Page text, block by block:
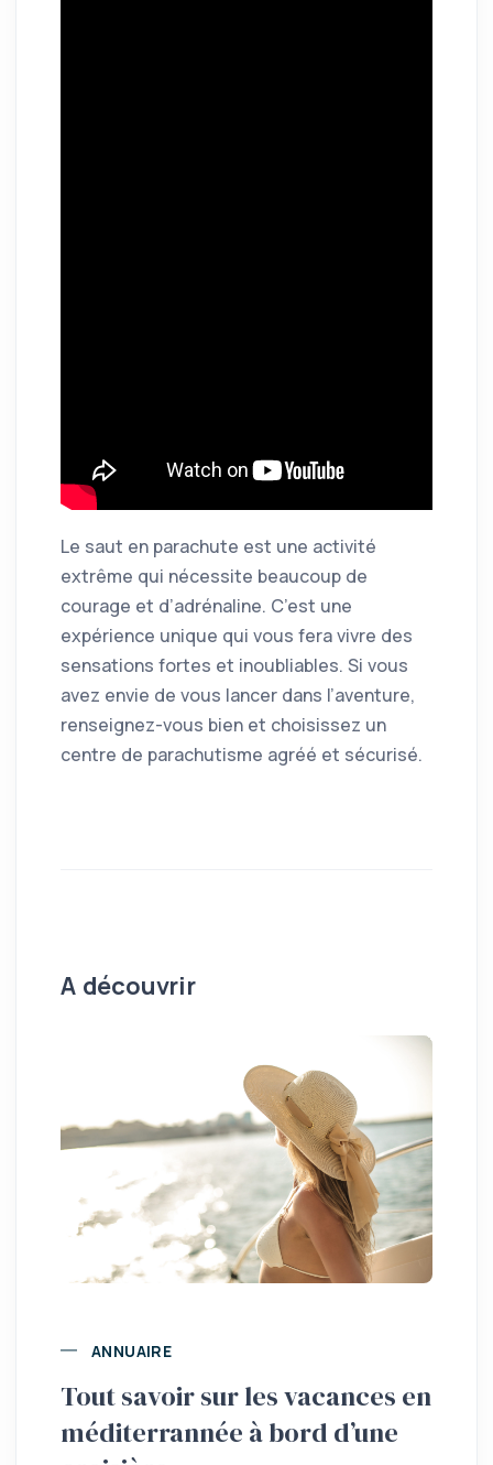
Le saut en parachute est une activité
extrême qui nécessite beaucoup de
courage et d’adrénaline. C’est une
expérience unique qui vous fera vivre des
sensations fortes et inoubliables. Si vous
avez envie de vous lancer dans l’aventure,
renseignez-vous bien et choisissez un
centre de parachutisme agréé et sécurisé.
A découvrir
ANNUAIRE
Tout savoir sur les vacances en
méditerrannée à bord d’une